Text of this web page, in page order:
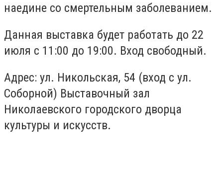
наедине со смертельным заболеванием.
Данная выставка будет работать до 22
июля с 11:00 до 19:00. Вход свободный.
Адрес: ул. Никольская, 54 (вход с ул.
Соборной) Выставочный зал
Николаевского городского дворца
культуры и искусств.